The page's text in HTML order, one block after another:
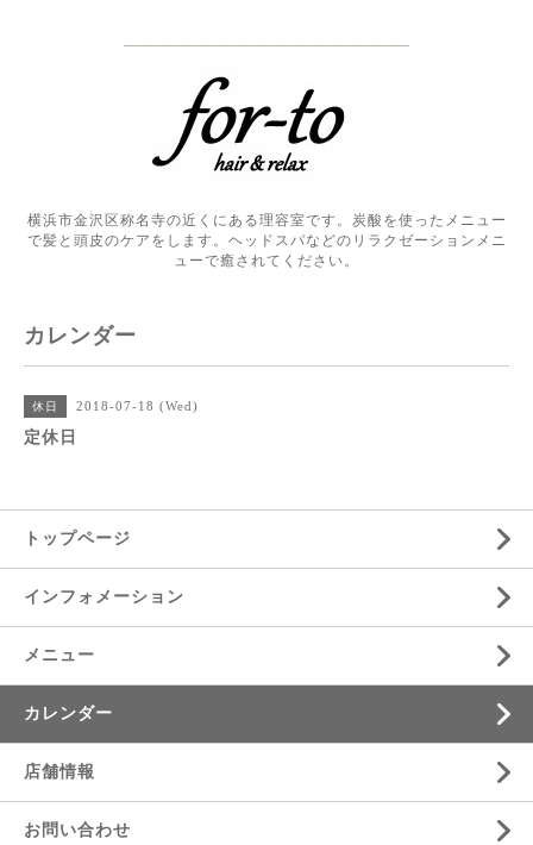
横浜市金沢区称名寺の近くにある理容室です。炭酸を使ったメニュー
で髪と頭皮のケアをします。ヘッドスパなどのリラクゼーションメニ
ューで癒されてください。
カレンダー
休日 2018-07-18 (Wed)
定休日
トップページ
インフォメーション
メニュー
カレンダー
店舗情報
お問い合わせ